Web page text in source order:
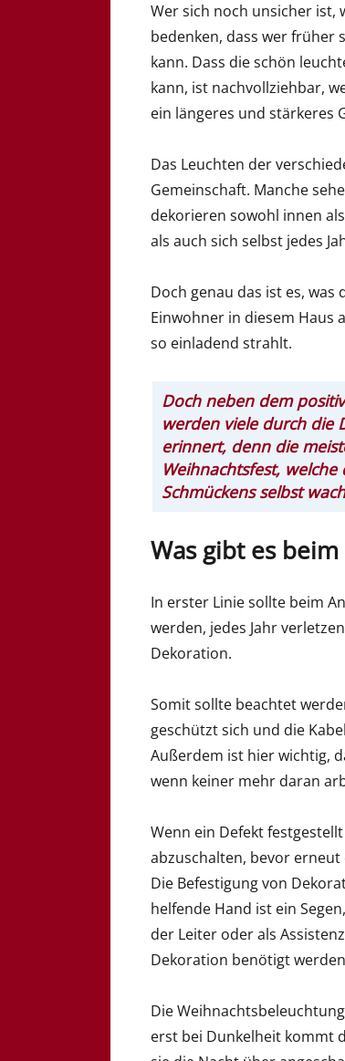
Wer sich noch unsicher ist,
bedenken, dass wer früher
kann. Dass die schön
kann, ist nachvollziehbar,
ein längeres und stärkeres
Das Leuchten der
Gemeinschaft. Manche
dekorieren sowohl innen
als auch sich selbst jedes
Doch genau das ist es,
Einwohner in diesem Haus
so einladend strahlt.
Doch neben dem
werden viele durch die
erinnert, denn die
Weihnachtsfest,
Schmückens selbst
Was gibt es
In erster Linie sollte beim
werden, jedes Jahr
Dekoration.
Somit sollte beachtet
geschützt sich und die
Außerdem ist hier wichtig,
wenn keiner mehr daran
Wenn ein Defekt
abzuschalten, bevor
Die Befestigung von
helfende Hand ist ein
der Leiter oder als
Dekoration benötigt
Die
erst bei Dunkelheit kommt